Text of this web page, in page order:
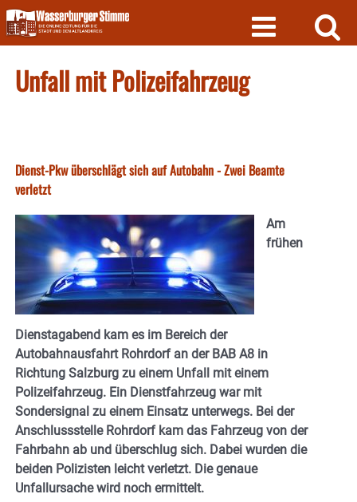
Skip
to
content
Unfall mit Polizeifahrzeug
Dienst-Pkw überschlägt sich auf Autobahn - Zwei Beamte
verletzt
Am
frühen
Dienstagabend kam es im Bereich der
Autobahnausfahrt Rohrdorf an der BAB A8 in
Richtung Salzburg zu einem Unfall mit einem
Polizeifahrzeug. Ein Dienstfahrzeug war mit
Sondersignal zu einem Einsatz unterwegs. Bei der
Anschlussstelle Rohrdorf kam das Fahrzeug von der
Fahrbahn ab und überschlug sich. Dabei wurden die
beiden Polizisten leicht verletzt. Die genaue
Unfallursache wird noch ermittelt.